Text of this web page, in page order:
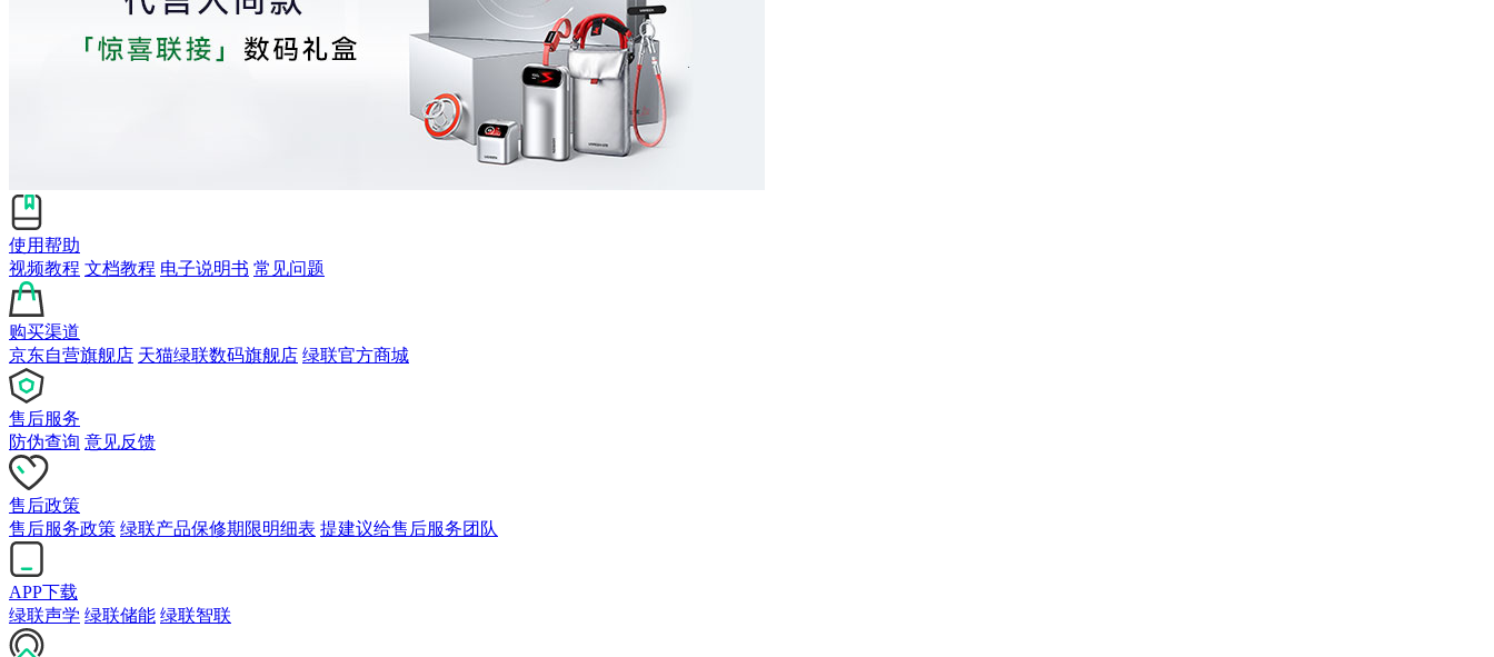
使用帮助
视频教程 文档教程 电子说明书 常见问题
购买渠道
京东自营旗舰店 天猫绿联数码旗舰店 绿联官方商城
售后服务
防伪查询 意见反馈
售后政策
售后服务政策 绿联产品保修期限明细表 提建议给售后服务团队
APP下载
绿联声学 绿联储能 绿联智联